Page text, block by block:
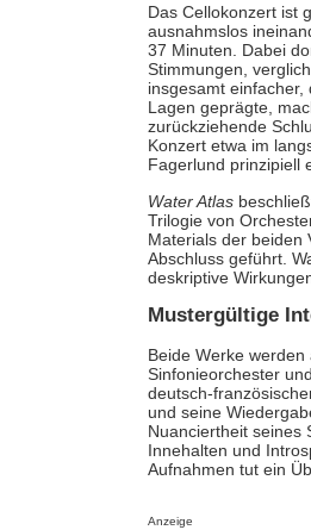
Das Cellokonzert ist
ausnahmslos
37 Minuten. Dabei
Stimmungen,
insgesamt
Lagen geprägte,
zurückziehende
Konzert etwa im
Fagerlund prinzipiell
Water Atlas
Trilogie von
Materials der beiden
Abschluss geführt.
deskriptive
Mustergültige
Beide Werke
Sinfonieorchester
deutsch-
und seine
Nuanciertheit seines
Innehalten und
Aufnahmen tut ein
Anzeige